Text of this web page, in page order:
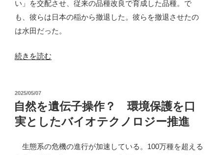
い」を交配させ、従来の品種改良で育成した品種。で
も、彼らは日本の稲から撤退した。彼らを撤退させたの
は水田だった。
“米
と
バ
イ
続きを読む
投
稿
日:
2025/05/07
自然を遺伝子操作？ 環境保護を口
実としたバイオテクノロジー推進
生態系の危機の進行が加速している。100万種を超える